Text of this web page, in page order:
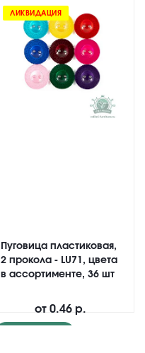
ЛИКВИДАЦИЯ
Пуговица пластиковая,
2 прокола - LU71, цвета
в ассортименте, 36 шт
от 0.46 р.